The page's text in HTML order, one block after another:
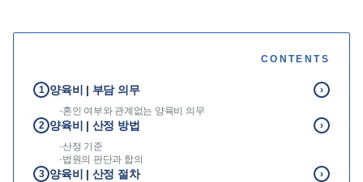
법률서식
뉴스레터/브로슈어
CONTENTS
1 양육비 | 부담 의무
›
-혼인 여부와 관계없는 양육비 의무
2 양육비 | 산정 방법
›
-산정 기준
-법원의 판단과 합의
3 양육비 | 산정 절차
›